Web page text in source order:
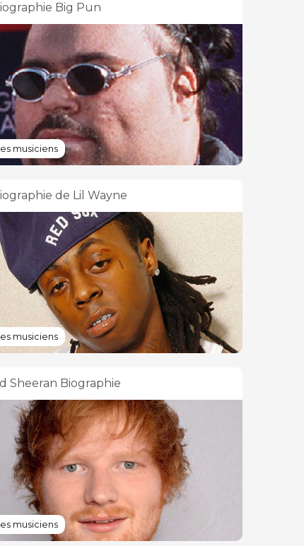
Big Pun
musiciens
de Lil Wayne
musiciens
Sheeran Biographie
musiciens